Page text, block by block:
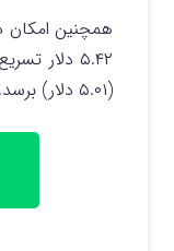
همچنین امکان
(۵.۰۱ دلار) برسد.